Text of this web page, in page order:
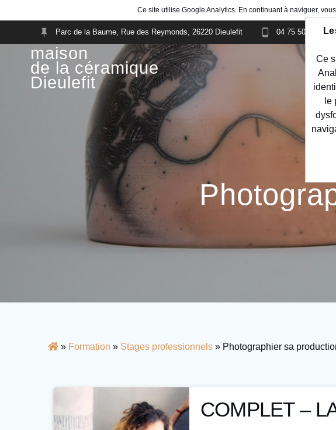
Ce
le
Ce site utilise Google Analytics. En continuant à naviguer,
Parc de la Baume, Rue des Reymonds, 26220 Dieulefit 04 75 50 20 98
maison
de la céramique
Dieulefit
» Formation » Stages professionnels » Photographier sa
COMPLET –